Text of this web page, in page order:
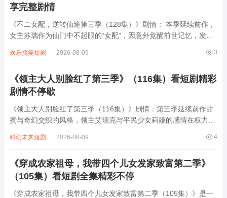
享完整剧情
《不二女配，逆转仙途第三季（128集）》剧情： 本季延续前作，
女主苏璃作为仙门中不起眼的“女配”，因意外觉醒前世记忆，发现
修行，在128集中，她穿梭于仙魔两界，破解上古秘境的层层考
3
欢乐搞笑短剧 2026-08-09
《领主大人别脸红了第三季》（116集）看短剧精彩
剧情不停歇
《领主大人别脸红了第三季（116集）》剧情：第三季延续前作甜
蜜与奇幻交织的风格，领主艾瑞克与平民少女莉娅的感情在权力斗
平衡领地内贵族的反对声浪，而莉娅凭借智慧与勇气多次化解危
4
科幻未来短剧 2026-08-09
《穿成农家祖母，我带四个儿女发家致富第二季》
（105集）看短剧全集精彩不停
《穿成农家祖母，我带四个儿女发家致富第二季（105集）》是一